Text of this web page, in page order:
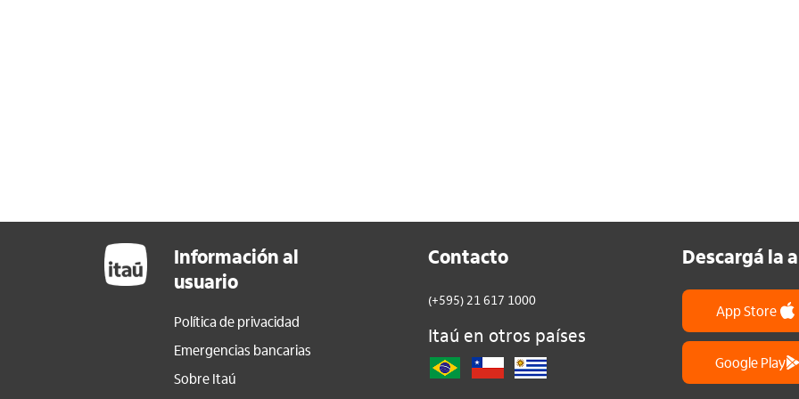
Información al
usuario
Política de privacidad
Emergencias bancarias
Sobre Itaú
Contacto
(+595) 21 617 1000
Itaú en otros países
Descargá la
App Store
Google Play